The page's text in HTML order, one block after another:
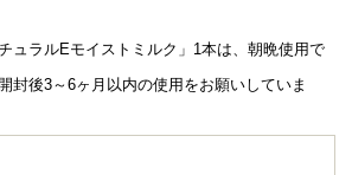
ュラルEモイストミルク」1本は、朝晩使用で
封後3～6ヶ月以内の使用をお願いしていま